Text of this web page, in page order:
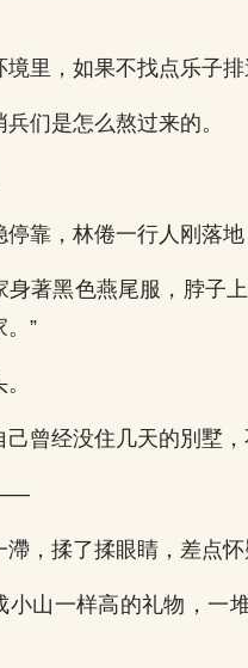
境里，如果不找点乐子
们是怎么熬过来的。
停靠，林倦一行人刚落
身著黑色燕尾服，脖子
。”
己曾经没住几天的別墅
滯，揉了揉眼睛，差点
小山一样高的礼物，一